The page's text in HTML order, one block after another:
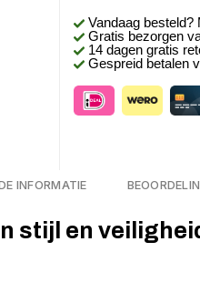
Vandaag besteld?
Gratis bezorgen
14 dagen gratis
Gespreid betalen
INFORMATIE
stijl en